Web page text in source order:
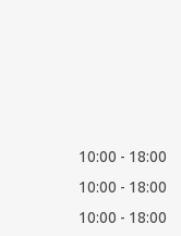
10:00
18:00
10:00
18:00
10:00
18:00